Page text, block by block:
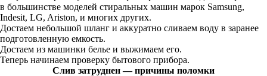
в большинстве моделей стиральных машин марок Samsung,
Indesit, LG, Ariston, и многих других.
Достаем небольшой шланг и аккуратно сливаем воду в заранее
подготовленную емкость.
Достаем из машинки белье и выжимаем его.
Теперь начинаем проверку бытового прибора.
Слив затруднен — причины поломки